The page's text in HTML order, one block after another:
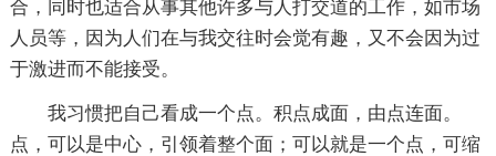
合，同时也适合从事其他许多与人打交道的工作，如市场
人员等，因为人们在与我交往时会觉有趣，又不会因为过
于激进而不能接受。
我习惯把自己看成一个点。积点成面，由点连面。
点，可以是中心，引领着整个面；可以就是一个点，可缩